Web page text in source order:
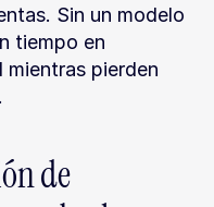
Sin un modelo
tiempo en
pierden
de